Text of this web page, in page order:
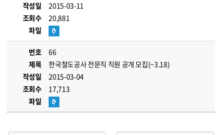
작성일
2015-03-11
조회수
20,881
파일
번호
66
제목
한국철도공사 전문직 직원 공개 모집(~3.18)
작성일
2015-03-04
조회수
17,713
파일